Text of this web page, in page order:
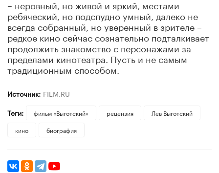
– неровный, но живой и яркий, местами
ребяческий, но подспудно умный, далеко не
всегда собранный, но уверенный в зрителе –
редкое кино сейчас сознательно подталкивает
продолжить знакомство с персонажами за
пределами кинотеатра. Пусть и не самым
традиционным способом.
Источник: FILM.RU
Теги:
фильм «Выготский» рецензия
Лев Выготский
кино
биография